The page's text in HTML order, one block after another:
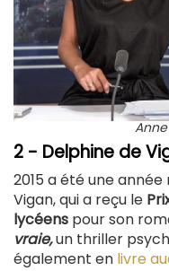
2 - Delphine de
2015 a été une
Vigan, qui a reçu le
lycéens pour son
vraie,un thriller
également en livre